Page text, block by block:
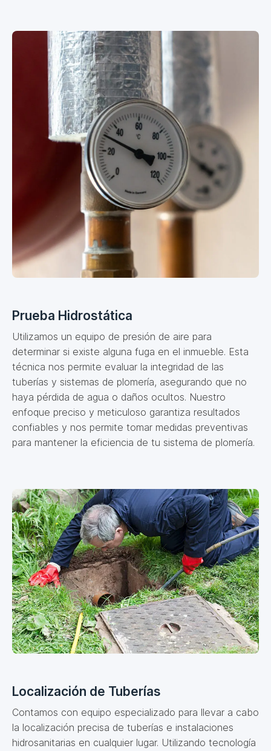
Prueba Hidrostática
Utilizamos un equipo de presión de aire para
determinar si existe alguna fuga en el inmueble. Esta
técnica nos permite evaluar la integridad de las
tuberías y sistemas de plomería, asegurando que no
haya pérdida de agua o daños ocultos. Nuestro
enfoque preciso y meticuloso garantiza resultados
confiables y nos permite tomar medidas preventivas
para mantener la eficiencia de tu sistema de plomería.
Localización de Tuberías
Contamos con equipo especializado para llevar a cabo
la localización precisa de tuberías e instalaciones
hidrosanitarias en cualquier lugar. Utilizando tecnología